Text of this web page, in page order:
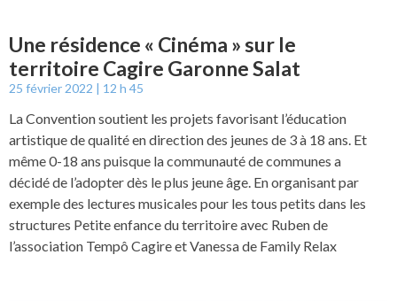
Une résidence « Cinéma » sur le
territoire Cagire Garonne Salat
25 février 2022 12 h 45
La Convention soutient les projets favorisant l’éducation
artistique de qualité en direction des jeunes de 3 à 18 ans. Et
même 0-18 ans puisque la communauté de communes a
décidé de l’adopter dès le plus jeune âge. En organisant par
exemple des lectures musicales pour les tous petits dans les
structures Petite enfance du territoire avec Ruben de
l’association Tempô Cagire et Vanessa de Family Relax